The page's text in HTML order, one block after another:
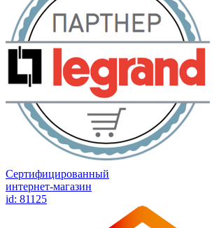
Сертифицированный
интернет-магазин
id: 81125